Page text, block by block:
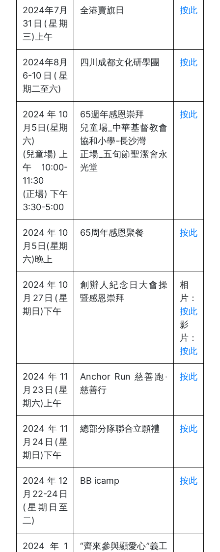
2024年7月
31日(星期
三)上午
全港賣旗日 按此
2024年8月
6-10日(星
期二至六)
四川成都文化研學團 按此
2024年10
月5日(星期
六)
(兒童場) 上
午10:00-
11:30
(正場) 下午
3:30-5:00
65週年感恩崇拜
兒童場_中華基督教會
協和小學-長沙灣
正場_五旬節聖潔會永
光堂
按此
2024年10
月5日(星期
六)晚上
65周年感恩聚餐 按此
2024年10
月27日(星
期日)下午
創辦人紀念日大會操
暨感恩崇拜
相
片：
按此
影
片：
按此
2024年11
月23日(星
期六)上午
Anchor Run 慈善跑‧
慈善行
按此
2024年11
月24日(星
期日)下午
總部分隊聯合立願禮 按此
2024年12
月22-24日
(星期日至
二)
BB icamp 按此
2024年1
“齊來參與顯愛心”義工